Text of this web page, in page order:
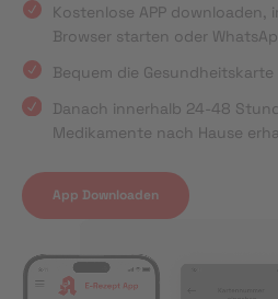
Kostenlose APP downloaden,
Browser starten oder
Bequem die Gesundheitskarte
Danach innerhalb 24-48
Medikamente nach Hause
App Downloaden